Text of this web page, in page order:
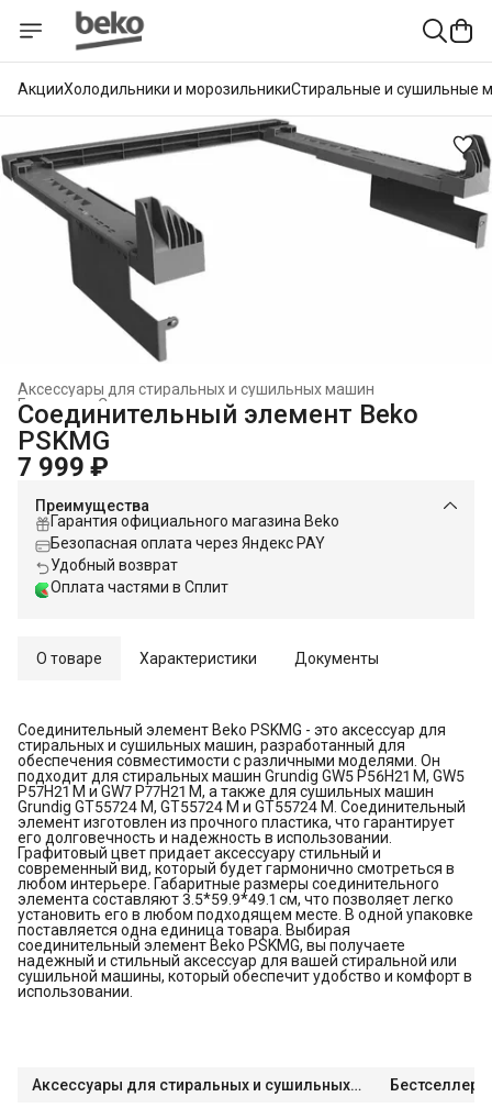
АкцииХолодильники и морозильникиСтиральные и сушильные
Аксессуары для стиральных и сушильных машин
Стиральные и сушильные машины
›
Главная
Соединительный элемент Beko
PSKMG
7 999 ₽
Преимущества
Гарантия официального магазина Beko
Безопасная оплата через Яндекс PAY
Удобный возврат
Оплата частями в Сплит
О товаре Характеристики Документы
Соединительный элемент Beko PSKMG - это аксессуар для
стиральных и сушильных машин, разработанный для
обеспечения совместимости с различными моделями. Он
подходит для стиральных машин Grundig GW5 P56H21 M, GW5
P57H21 M и GW7 P77H21 M, а также для сушильных машин
Grundig GT55724 M, GT55724 M и GT55724 M. Соединительный
элемент изготовлен из прочного пластика, что гарантирует
его долговечность и надежность в использовании.
Графитовый цвет придает аксессуару стильный и
современный вид, который будет гармонично смотреться в
любом интерьере. Габаритные размеры соединительного
элемента составляют 3.5*59.9*49.1 см, что позволяет легко
установить его в любом подходящем месте. В одной упаковке
поставляется одна единица товара. Выбирая
соединительный элемент Beko PSKMG, вы получаете
надежный и стильный аксессуар для вашей стиральной или
сушильной машины, который обеспечит удобство и комфорт в
использовании.
Аксессуары для стиральных и сушильных машин Бестселлеры